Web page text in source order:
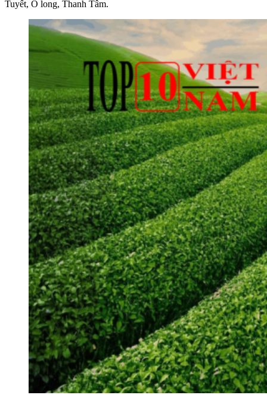
Tuyết, Ô long, Thanh Tâm.